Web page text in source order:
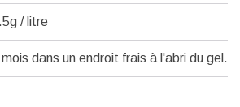
/ litre
dans un endroit frais à l'abri du gel.